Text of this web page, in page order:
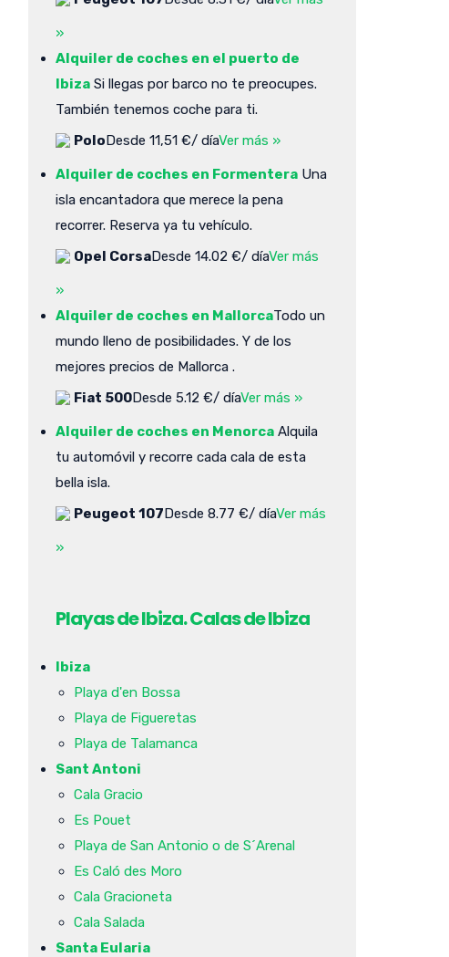
»
Alquiler de coches en el puerto de
Ibiza Si llegas por barco no te preocupes.
También tenemos coche para ti.
PoloDesde 11,51 €/ díaVer más »
Alquiler de coches en Formentera Una
isla encantadora que merece la pena
recorrer. Reserva ya tu vehículo.
Opel CorsaDesde 14.02 €/ díaVer más
»
Alquiler de coches en MallorcaTodo un
mundo lleno de posibilidades. Y de los
mejores precios de Mallorca .
Fiat 500Desde 5.12 €/ díaVer más »
Alquiler de coches en Menorca Alquila
tu automóvil y recorre cada cala de esta
bella isla.
Peugeot 107Desde 8.77 €/ díaVer más
»
Playas de Ibiza. Calas de Ibiza
Ibiza
Playa d'en Bossa
Playa de Figueretas
Playa de Talamanca
Sant Antoni
Cala Gracio
Es Pouet
Playa de San Antonio o de S´Arenal
Es Caló des Moro
Cala Gracioneta
Cala Salada
Santa Eularia